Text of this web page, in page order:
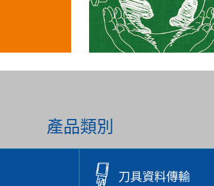
產品類別
刀具資料傳輸